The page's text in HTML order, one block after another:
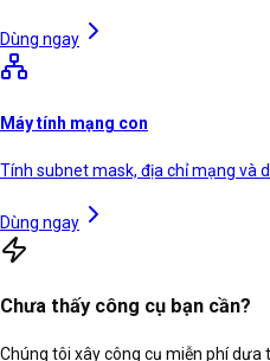
Dùng ngay
Máy tính mạng con
Tính subnet mask, địa chỉ mạng và
Dùng ngay
Chưa thấy công cụ bạn cần?
Chúng tôi xây công cụ miễn phí dựa